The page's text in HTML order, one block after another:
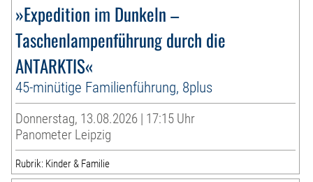
»Expedition im Dunkeln –
Taschenlampenführung durch die
ANTARKTIS«
45-minütige Familienführung, 8plus
Donnerstag, 13.08.2026 | 17:15 Uhr
Panometer Leipzig
Rubrik: Kinder & Familie